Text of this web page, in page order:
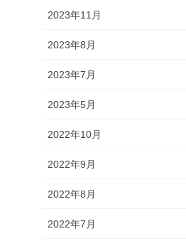
2023年11月
2023年8月
2023年7月
2023年5月
2022年10月
2022年9月
2022年8月
2022年7月